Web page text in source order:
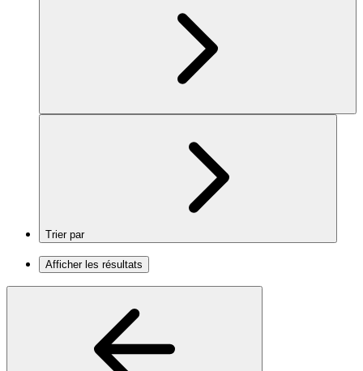
Trier par
Afficher les résultats